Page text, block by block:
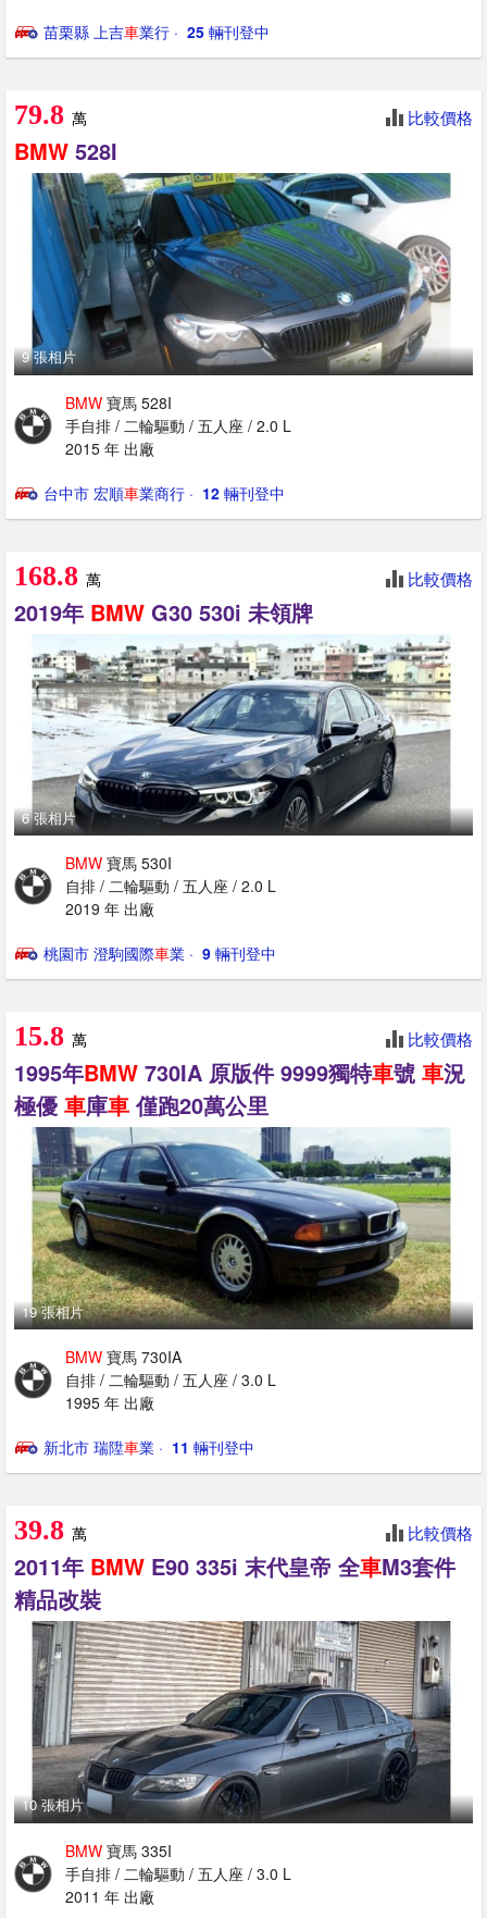
苗栗縣 上吉車業行 · ‎ 25 輛刊登中
79.8 萬 比較價格
BMW 528I
9 張相片
BMW 寶馬 528I
手自排 / 二輪驅動 / 五人座 / 2.0 L
2015 年 出廠
台中市 宏順車業商行 · ‎ 12 輛刊登中
168.8 萬 比較價格
2019年 BMW G30 530i 未領牌
6 張相片
BMW 寶馬 530I
自排 / 二輪驅動 / 五人座 / 2.0 L
2019 年 出廠
桃園市 澄駒國際車業 · ‎ 9 輛刊登中
15.8 萬 比較價格
1995年BMW 730IA 原版件 9999獨特車號 車況
極優 車庫車僅跑20萬公里
19 張相片
BMW 寶馬 730IA
自排 / 二輪驅動 / 五人座 / 3.0 L
1995 年 出廠
新北市 瑞陞車業 · ‎ 11 輛刊登中
39.8 萬 比較價格
2011年 BMW E90 335i 末代皇帝 全車M3套件
精品改裝
10 張相片
BMW 寶馬 335I
手自排 / 二輪驅動 / 五人座 / 3.0 L
2011 年 出廠